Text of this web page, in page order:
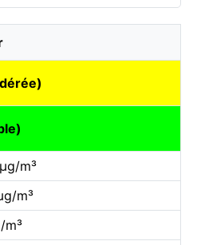
m³
m³
m³